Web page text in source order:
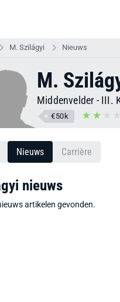
M. Szilágyi Nieuws
M.
Middenvelder - III.
€50k
Nieuws Carrière
nieuws
artikelen gevonden.